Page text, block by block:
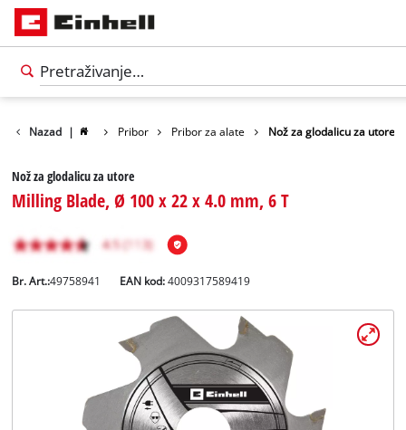
Hrvatski
Nazad | Pribor Pribor za alate Nož za glodalicu za utore
Nož za glodalicu za utore
Milling Blade, Ø 100 x 22 x 4.0 mm, 6 T
Br. Art.:49758941 EAN kod:4009317589419